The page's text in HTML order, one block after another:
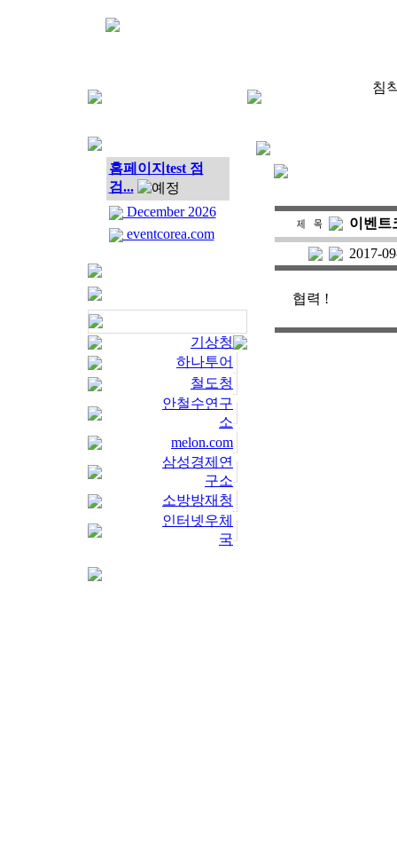
침
홈페이지test 점
검...
December 2026
eventcorea.com
기상청
하나투어
철도청
안철수연구
소
melon.com
삼성경제연
구소
소방방재청
인터넷우체
국
이벤트
2017-
협력 !